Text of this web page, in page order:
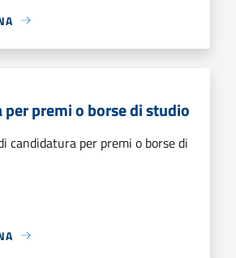
per premi o borse di studio
candidatura per premi o borse di